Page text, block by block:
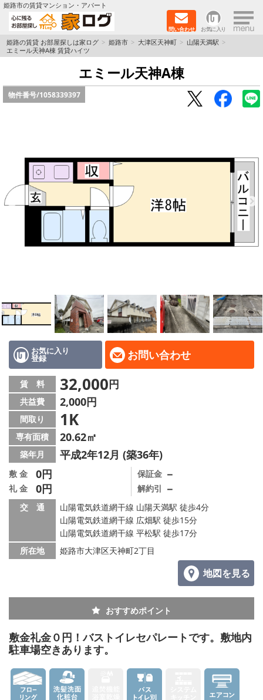
姫路市の賃貸マンション・アパート
問い合わせ お気に入り ×
TOPページ
ペットOK物件
初期費用リーズナブル物件
都市ガス物件
路線·駅から探す
地図から探す
スタッフ
店舗情報·アクセス
会社概要
メールでお問い合わせ
姫路の賃貸 お部屋探しは家ログ 姫路市 大津区天神町
山陽天満駅
エミール天神A棟 賃貸ハイツ
エミール天神A棟
物件番号/1058339397
お気に入り
登録 お問い合わせ
賃 料 32,000円
共益費 2,000円
間取り 1K
専有面積 20.62㎡
築年月 平成2年12月 (築36年)
敷 金 0円
礼 金 0円
保証金 －
解約引 －
交 通
山陽電気鉄道網干線 山陽天満駅 徒歩4分
山陽電気鉄道網干線 広畑駅 徒歩15分
山陽電気鉄道網干線 平松駅 徒歩17分
所在地
姫路市大津区天神町2丁目
地図を見る
おすすめポイント
敷金礼金０円！バストイレセパレートです。敷地内
駐車場空きあります。